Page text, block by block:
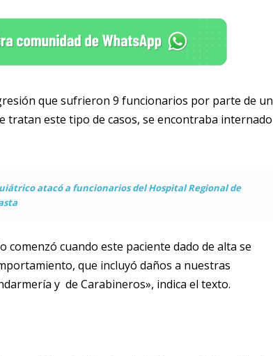
que sufrieron 9 funcionarios por parte de un
tratan este tipo de casos, se encontraba internado
atacó a funcionarios del Hospital Regional de
comenzó cuando este paciente dado de alta se
que incluyó daños a nuestras
y de Carabineros», indica el texto.